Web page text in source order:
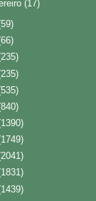
(17)